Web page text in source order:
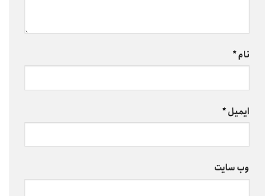
نام*
ایمیل*
وب‌ سایت